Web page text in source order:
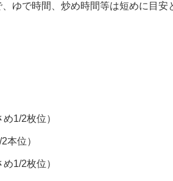
ゆで時間、炒め時間等は短めに目安
1/2枚位）
位）
1/2枚位）